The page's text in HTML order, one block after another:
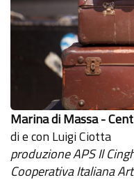
Marina di Massa -
di e con Luigi Ciotta
produzione APS Il
Cooperativa Italiana